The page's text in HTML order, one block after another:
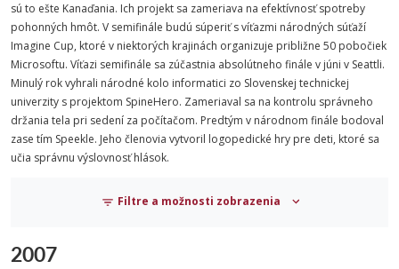
sú to ešte Kanaďania. Ich projekt sa zameriava na efektívnosť spotreby
pohonných hmôt. V semifinále budú súperiť s víťazmi národných súťaží
Imagine Cup, ktoré v niektorých krajinách organizuje približne 50 pobočiek
Microsoftu. Víťazi semifinále sa zúčastnia absolútneho finále v júni v Seattli.
Minulý rok vyhrali národné kolo informatici zo Slovenskej technickej
univerzity s projektom SpineHero. Zameriaval sa na kontrolu správneho
držania tela pri sedení za počítačom. Predtým v národnom finále bodoval
zase tím Speekle. Jeho členovia vytvoril logopedické hry pre deti, ktoré sa
učia správnu výslovnosť hlások.
Filtre a možnosti zobrazenia
2007